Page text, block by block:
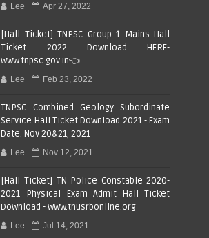
Lee Apr 27, 2022
[Hall Ticket] TNPSC Group 1 Mains Hall
Ticket 2022 Download HERE-
www.tnpsc.gov.in👈
Lee Feb 23, 2022
TNPSC Combined Geology Subordinate
Service Hall Ticket Download 2021 - Exam
Date: Nov 20&21, 2021
Lee Nov 12, 2021
[Hall Ticket] TN Police Constable 2020-
2021 Physical Exam Admit Hall Ticket
Download - www.tnusrbonline.org
Lee Jul 14, 2021